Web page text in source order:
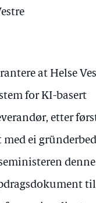
at Helse
for KI-basert
etter
ei
denne
til